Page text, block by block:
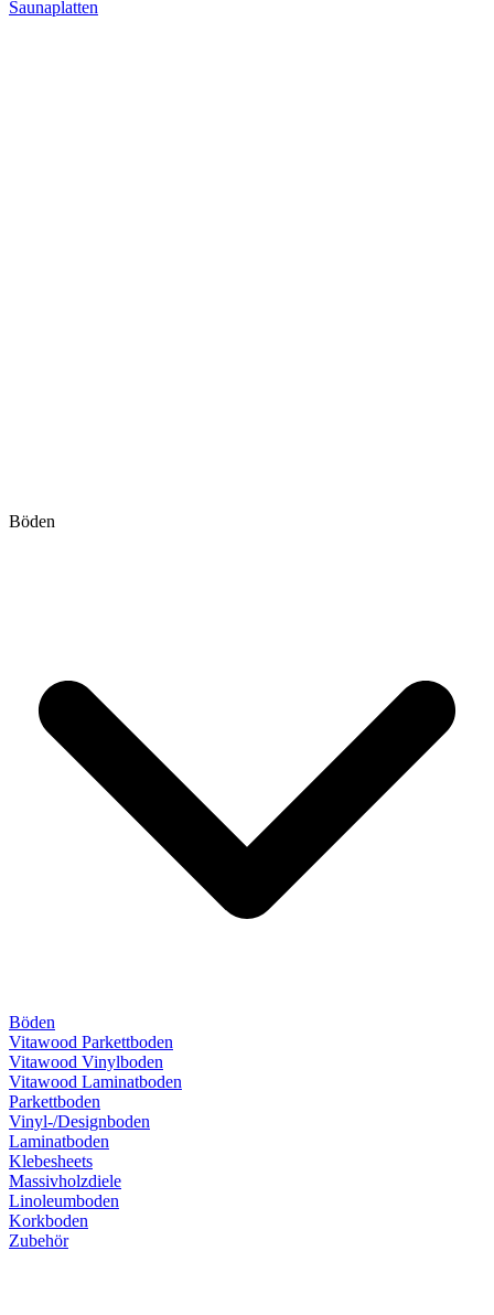
Saunaplatten
Böden
Böden
Vitawood Parkettboden
Vitawood Vinylboden
Vitawood Laminatboden
Parkettboden
Vinyl-/Designboden
Laminatboden
Klebesheets
Massivholzdiele
Linoleumboden
Korkboden
Zubehör